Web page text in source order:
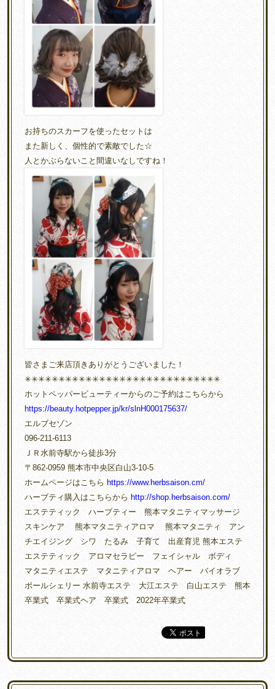
お持ちのスカーフを使ったセットは
また新しく、個性的で素敵でした☆
人とかぶらないこと間違いなしですね！
皆さまご来店頂きありがとうございました！
✳︎✳︎✳︎✳︎✳︎✳︎✳︎✳︎✳︎✳︎✳︎✳︎✳︎✳︎✳︎✳︎✳︎✳︎✳︎✳︎✳︎✳︎✳︎✳︎✳︎✳︎✳︎✳︎✳︎
ホットペッパービューティーからのご予約はこちらから
https://beauty.hotpepper.jp/kr/slnH000175637/
エルブセゾン
096-211-6113
ＪＲ水前寺駅から徒歩3分
〒862-0959 熊本市中央区白山3-10-5
ホームページはこちら https://www.herbsaison.cm/
ハーブティ購入はこちらから http://shop.herbsaison.com/
エステティック ハーブティー 熊本マタニティマッサージ
スキンケア 熊本マタニティアロマ 熊本マタニティ アン
チエイジング シワ たるみ 子育て 出産育児 熊本エステ
エステティック アロマセラピー フェイシャル ボディ
マタニティエステ マタニティアロマ ヘアー バイオラブ
ポールシェリー 水前寺エステ 大江エステ 白山エステ 熊本
卒業式 卒業式ヘア 卒業式 2022年卒業式